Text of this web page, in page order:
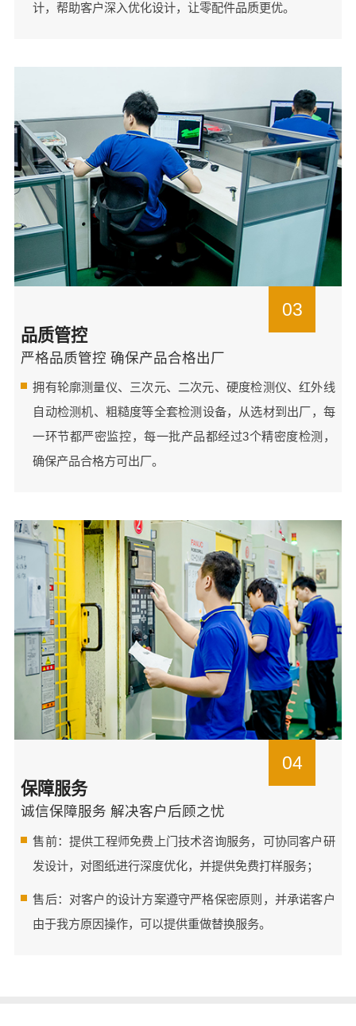
计，帮助客户深入优化设计，让零配件品质更优。
03
品质管控
严格品质管控 确保产品合格出厂
拥有轮廓测量仪、三次元、二次元、硬度检测仪、红外线
自动检测机、粗糙度等全套检测设备，从选材到出厂，每
一环节都严密监控，每一批产品都经过3个精密度检测，
确保产品合格方可出厂。
04
保障服务
诚信保障服务 解决客户后顾之忧
售前：提供工程师免费上门技术咨询服务，可协同客户研
发设计，对图纸进行深度优化，并提供免费打样服务；
售后：对客户的设计方案遵守严格保密原则，并承诺客户
由于我方原因操作，可以提供重做替换服务。